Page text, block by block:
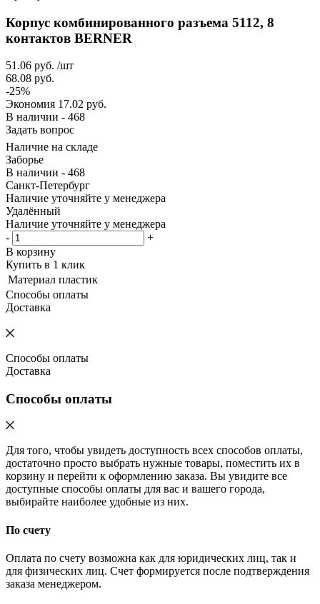
Корпус комбинированного разъема 5112, 8
контактов BERNER
51.06 руб. /шт
68.08 руб.
-25%
Экономия 17.02 руб.
В наличии - 468
Задать вопрос
Наличие на складе
Заборье
В наличии - 468
Санкт-Петербург
Наличие уточняйте у менеджера
Удалённый
Наличие уточняйте у менеджера
-
+
В корзину
Купить в 1 клик
Материал пластик
Способы оплаты
Доставка
Способы оплаты
Доставка
Способы оплаты
Для того, чтобы увидеть доступность всех способов оплаты,
достаточно просто выбрать нужные товары, поместить их в
корзину и перейти к оформлению заказа. Вы увидите все
доступные способы оплаты для вас и вашего города,
выбирайте наиболее удобные из них.
По счету
Оплата по счету возможна как для юридических лиц, так и
для физических лиц. Счет формируется после подтверждения
заказа менеджером.